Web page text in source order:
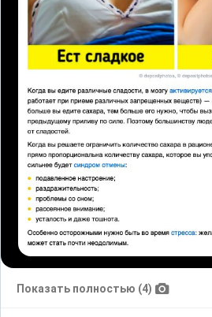
Показать полностью (4)